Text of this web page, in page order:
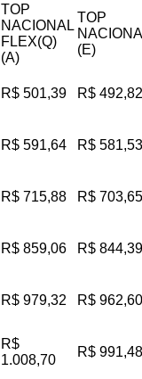
TOP
NACIONAL
FLEX(Q)
(A)
TOP
(E)
R$ 501,39 R$ 492,82
R$ 591,64 R$ 581,53
R$ 715,88 R$ 703,65
R$ 859,06 R$ 844,39
R$ 979,32 R$ 962,60
R$
1.008,70
R$ 991,48